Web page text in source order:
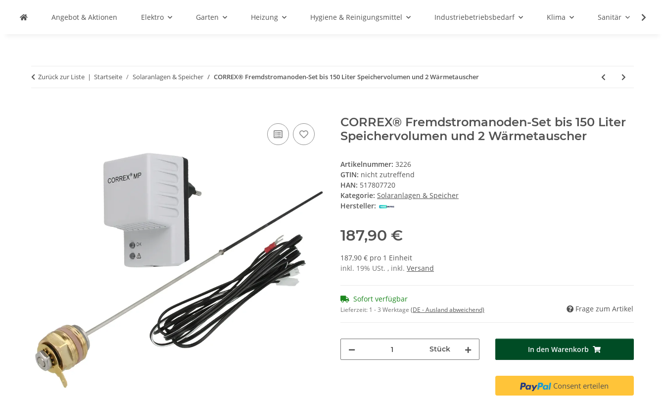
Angebot & Aktionen Elektro Garten Heizung Hygiene & Reinigungsmittel Industriebetriebsbedarf Klima Sanitär
Zurück zur Liste Startseite Solaranlagen & Speicher CORREX® Fremdstromanoden-Set bis 150 Liter Speichervolumen und 2 Wärmetauscher
CORREX® Fremdstromanoden-Set bis 150 Liter
Speichervolumen und 2 Wärmetauscher
Artikelnummer: 3226
GTIN: nicht zutreffend
HAN: 517807720
Kategorie: Solaranlagen & Speicher
Hersteller:
187,90 €
187,90 € pro 1 Einheit
inkl. 19% USt. , inkl. Versand
Sofort verfügbar
Lieferzeit: 1 - 3 Werktage (DE - Ausland abweichend) Frage zum Artikel
Stück In den Warenkorb
Consent erteilen